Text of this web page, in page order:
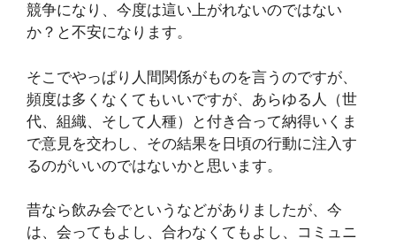
競争になり、今度は這い上がれないのではない
か？と不安になります。
そこでやっぱり人間関係がものを言うのですが、
頻度は多くなくてもいいですが、あらゆる人（世
代、組織、そして人種）と付き合って納得いくま
で意見を交わし、その結果を日頃の行動に注入す
るのがいいのではないかと思います。
昔なら飲み会でというなどがありましたが、今
は、会ってもよし、合わなくてもよし、コミュニ